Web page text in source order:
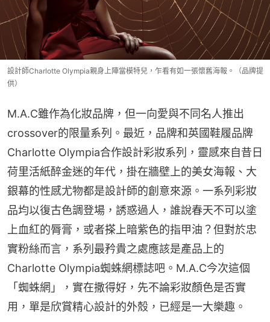
設計師Charlotte Olympia親身上陣當模特兒，乍看有如一張懷舊海報。（品牌提
供）
M.A.C雖作為化妝品牌，但一向愛與不同名人推出
crossover的限量系列。最近，品牌和英國鞋履品牌
Charlotte Olympia合作設計彩妝系列，靈感來自昔日
荷里活紙醉金迷的年代，掛在牆壁上的美女海報、大
銀幕的性感尤物都是設計師的創意來源。一系列彩妝
品均以復古色調登場，誘惑過人，誰說春天不可以塗
上血紅的脣膏，或者搽上暗紫色的指甲油？但對於忠
實粉絲而言，系列最矜貴之處應該是產品上的
Charlotte Olympia蜘蛛網標誌吧。M.A.C今次這個
「蜘蛛網」，實在撒得好，先不論彩妝顏色是否實
用，單是欣賞精心設計的外殼，已經是一大樂趣。